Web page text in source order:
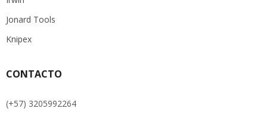
Jonard Tools
Knipex
CONTACTO
(+57) 3205992264